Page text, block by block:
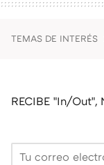
TEMAS DE INTERÉS
RECIBE "In/Out",